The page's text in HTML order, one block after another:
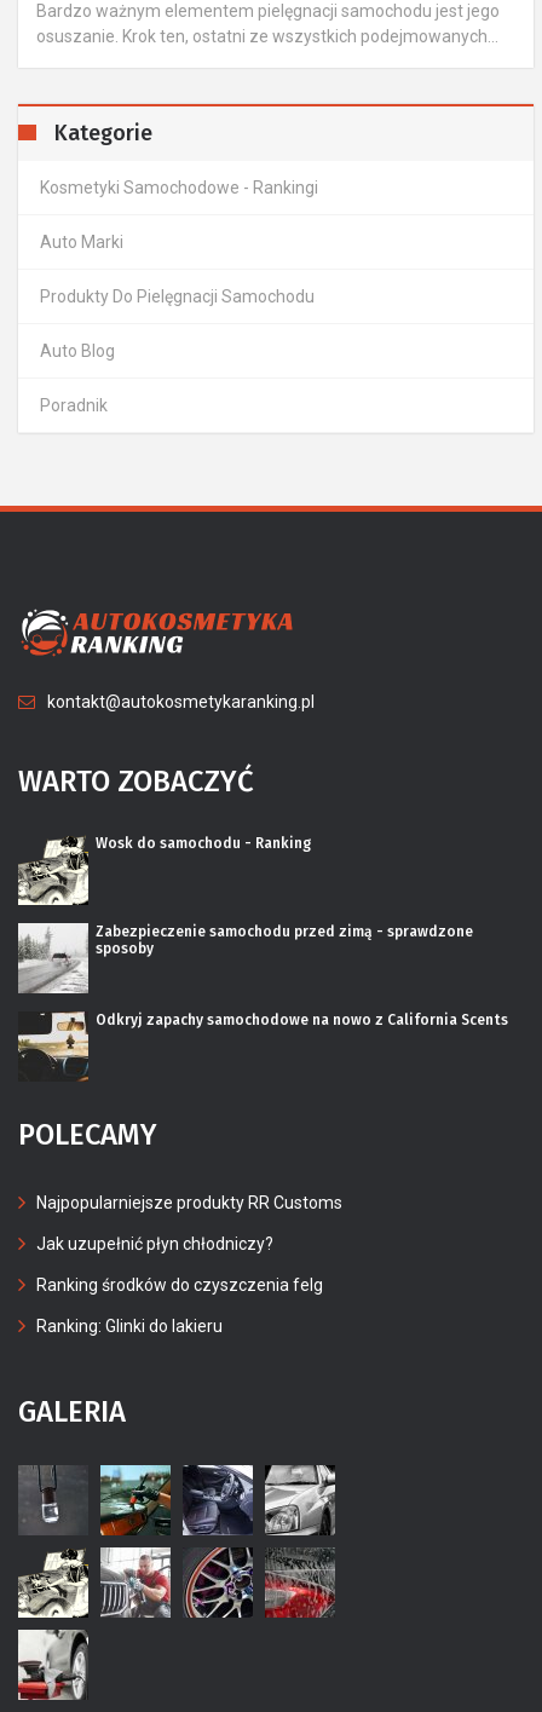
Bardzo ważnym elementem pielęgnacji samochodu jest jego
osuszanie. Krok ten, ostatni ze wszystkich podejmowanych...
Kategorie
Kosmetyki Samochodowe - Rankingi
Auto Marki
Produkty Do Pielęgnacji Samochodu
Auto Blog
Poradnik
kontakt@autokosmetykaranking.pl
WARTO ZOBACZYĆ
Wosk do samochodu - Ranking
Zabezpieczenie samochodu przed zimą - sprawdzone
sposoby
Odkryj zapachy samochodowe na nowo z California Scents
POLECAMY
Najpopularniejsze produkty RR Customs
Jak uzupełnić płyn chłodniczy?
Ranking środków do czyszczenia felg
Ranking: Glinki do lakieru
GALERIA